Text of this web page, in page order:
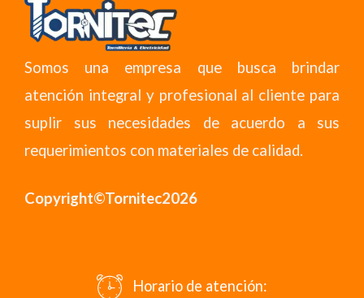
Somos una empresa que busca brindar
atención integral y profesional al cliente para
suplir sus necesidades de acuerdo a sus
requerimientos con materiales de calidad.
Copyright©Tornitec2026
Horario de atención: